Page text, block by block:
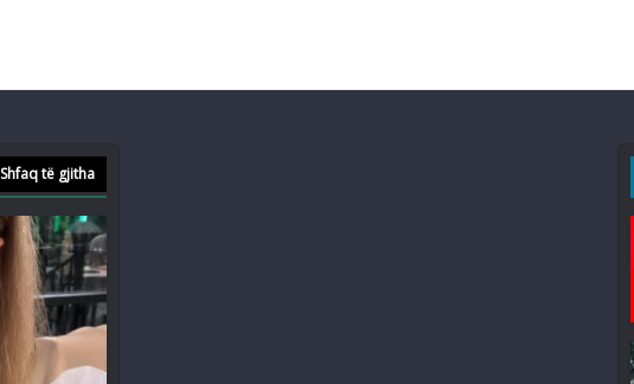
Shfaq të gjitha